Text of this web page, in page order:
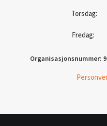
Torsdag:
Fredag:
Organisasjonsnummer: